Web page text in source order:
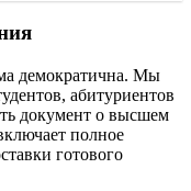
демократична. Мы
абитуриентов
документ о высшем
полное
готового